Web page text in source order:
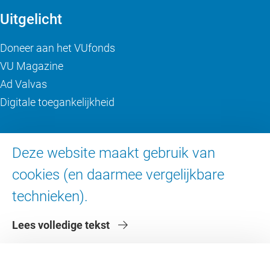
Deze website maakt gebruik van
cookies (en daarmee vergelijkbare
technieken).
Lees volledige tekst
Uitgelicht
Doneer aan het VUfonds
VU Magazine
Ad Valvas
Digitale toegankelijkheid
Contact en route
Werken bij de VU
Faculteiten
Diensten